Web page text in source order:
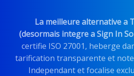
La meilleure alternative a
(desormais integre a Sign In
certifie ISO 27001, heberge
tarification transparente et
Independant et focalise